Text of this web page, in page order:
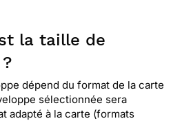
la taille de
dépend du format de la carte
sélectionnée sera
adapté à la carte (formats